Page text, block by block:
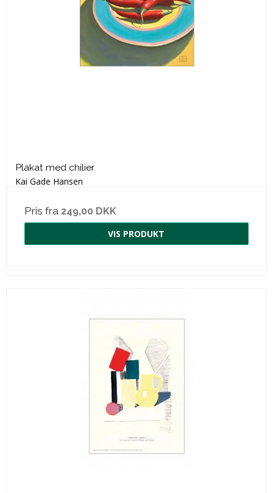
Plakat med chilier
Kai Gade Hansen
Pris fra 249,00 DKK
VIS PRODUKT